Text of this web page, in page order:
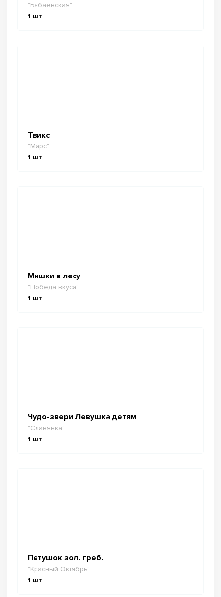
"Бабаевская"
1 шт
Твикс
"Марс"
1 шт
Мишки в лесу
"Победа вкуса"
1 шт
Чудо-звери Левушка детям
"Славянка"
1 шт
Петушок зол. греб.
"Красный Октябрь"
1 шт